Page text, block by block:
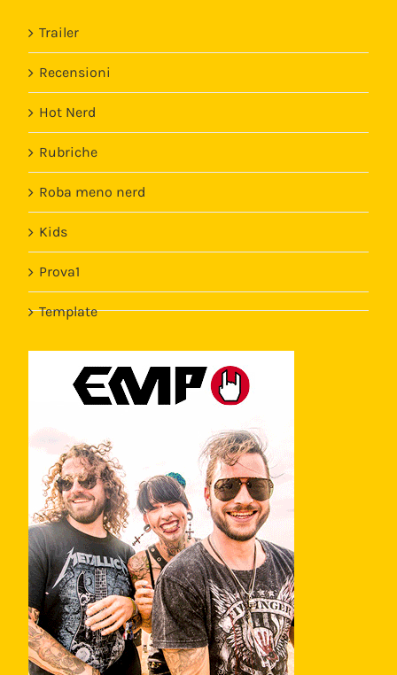
Trailer
Recensioni
Hot Nerd
Rubriche
Roba meno nerd
Kids
Prova1
Template